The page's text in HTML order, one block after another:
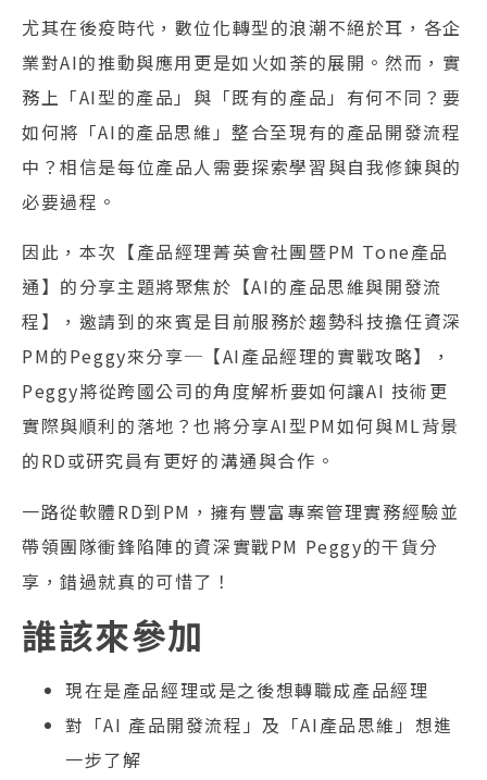
尤其在後疫時代，數位化轉型的浪潮不絕於耳，各企
業對AI的推動與應用更是如火如荼的展開。然而，實
務上「AI型的產品」與「既有的產品」有何不同？要
如何將「AI的產品思維」整合至現有的產品開發流程
中？相信是每位產品人需要探索學習與自我修鍊與的
必要過程。
因此，本次【產品經理菁英會社團暨PM Tone產品
通】的分享主題將聚焦於【AI的產品思維與開發流
程】，邀請到的來賓是目前服務於趨勢科技擔任資深
PM的Peggy來分享─【AI產品經理的實戰攻略】，
Peggy將從跨國公司的角度解析要如何讓AI 技術更
實際與順利的落地？也將分享AI型PM如何與ML背景
的RD或研究員有更好的溝通與合作。
一路從軟體RD到PM，擁有豐富專案管理實務經驗並
帶領團隊衝鋒陷陣的資深實戰PM Peggy的干貨分
享，錯過就真的可惜了！
誰該來參加
現在是產品經理或是之後想轉職成產品經理
對「AI 產品開發流程」及「AI產品思維」想進
一步了解